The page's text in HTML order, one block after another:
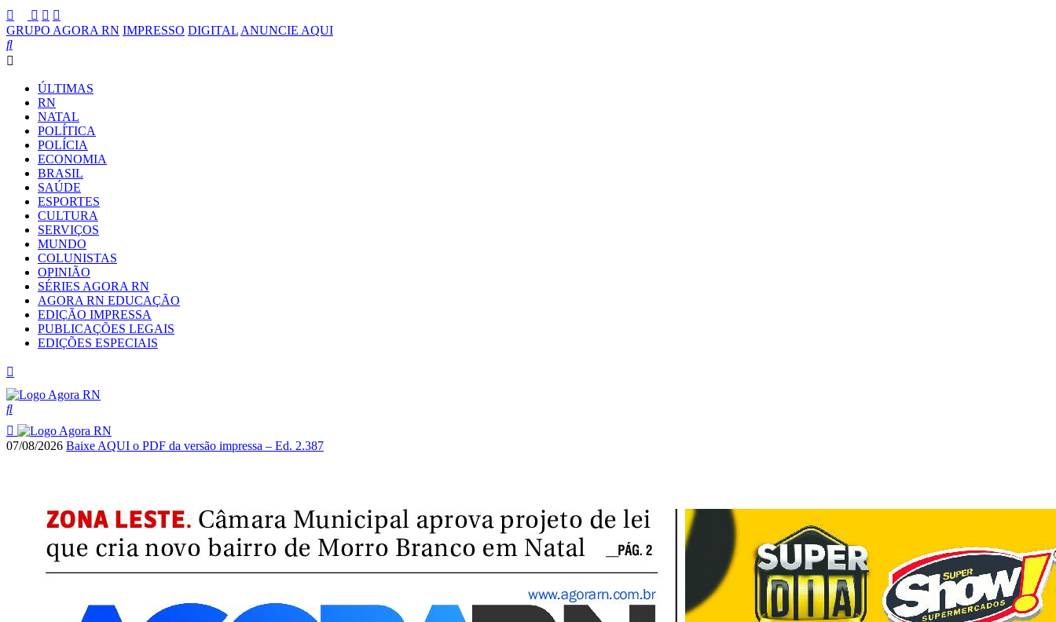
GRUPO AGORA RN IMPRESSO DIGITAL ANUNCIE AQUI
ÚLTIMAS
RN
NATAL
POLÍTICA
POLÍCIA
ECONOMIA
BRASIL
SAÚDE
ESPORTES
CULTURA
SERVIÇOS
MUNDO
COLUNISTAS
OPINIÃO
SÉRIES AGORA RN
AGORA RN EDUCAÇÃO
EDIÇÃO IMPRESSA
PUBLICAÇÕES LEGAIS
EDIÇÕES ESPECIAIS
07/08/2026 Baixe AQUI o PDF da versão impressa – Ed. 2.387